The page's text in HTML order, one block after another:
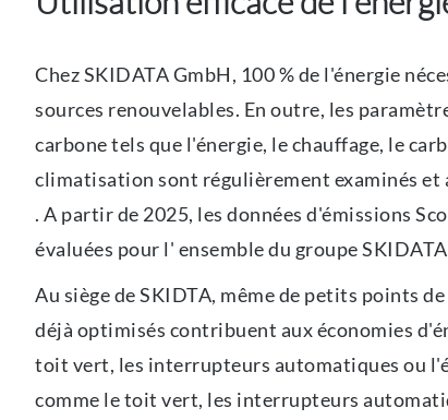
Chez SKIDATA GmbH, 100 % de l'énergie
sources renouvelables. En outre, les
carbone tels que l'énergie, le chauffage, le
climatisation sont régulièrement examinés et
. A partir de 2025, les données d'émissions
évaluées pour l' ensemble du groupe
Au siège de SKIDTA, même de petits points
déjà optimisés contribuent aux économies
toit vert, les interrupteurs automatiques ou
comme le toit vert, les interrupteurs